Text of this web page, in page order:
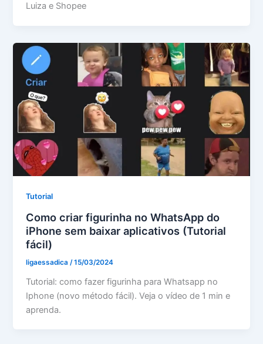
Luiza e Shopee
Tutorial
Como criar figurinha no WhatsApp do
iPhone sem baixar aplicativos (Tutorial
fácil)
ligaessadica /15/03/2024
Tutorial: como fazer figurinha para Whatsapp no
Iphone (novo método fácil). Veja o vídeo de 1 min e
aprenda.